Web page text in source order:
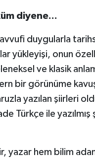
diyene...
duygularla
yükleyişi, onun
ve klasik
bir görünüme
yazılan şiirleri
Türkçe ile yazılmış
yazar hem bilim